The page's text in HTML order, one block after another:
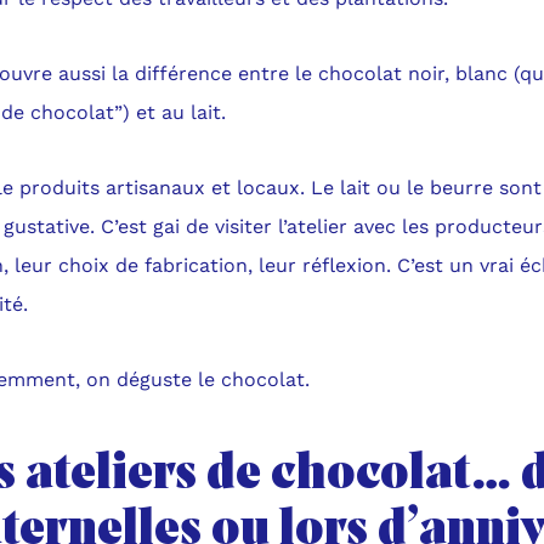
aussi la différence entre le chocolat noir, blanc
chocolat”) et au lait.
produits artisanaux et locaux. Le lait ou le beurre
C’est gai de visiter l’atelier avec les
leur choix de fabrication, leur réflexion. C’est un vrai
on déguste le chocolat.
ateliers de chocolat…
ou lors